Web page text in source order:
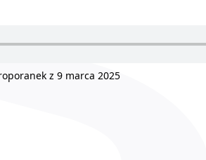
z 9 marca 2025